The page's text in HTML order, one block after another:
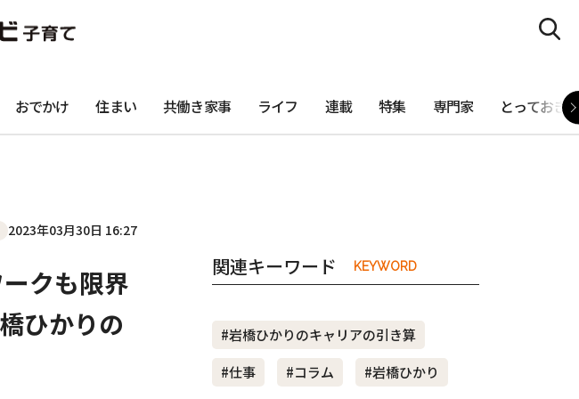
おでかけ 住まい 共働き家事 ライフ 連載 特集 専門家 とっておき
2023年03月30日 16:27
クも限界
ひかりの
関連キーワード KEYWORD
#岩橋ひかりのキャリアの引き算
#仕事
#コラム #岩橋ひかり